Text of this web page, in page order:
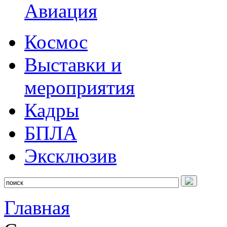
Авиация
Космос
Выставки и
мероприятия
Кадры
БПЛА
Эксклюзив
Главная